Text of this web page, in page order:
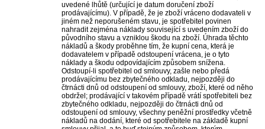
uvedené lhůtě (určující je datum doručení zboží
prodávajícímu). V případě, že je zboží vráceno dodavateli v
jiném než neporušeném stavu, je spotřebitel povinen
nahradit zejména náklady související s uvedením zboží do
původního stavu a vzniklou škodu na zboží. Úhrada těchto
nákladů a škody proběhne tím, že kupní cena, která je
dodavatelem v případě odstoupení vrácena, je o tyto
náklady a škodu odpovídajícím způsobem snížena.
Odstoupí-li spotřebitel od smlouvy, zašle nebo předá
prodávajícímu bez zbytečného odkladu, nejpozději do
čtrnácti dnů od odstoupení od smlouvy, zboží, které od něho
obdržel; prodávající v takovém případě vrátí spotřebiteli bez
zbytečného odkladu, nejpozději do čtrnácti dnů od
odstoupení od smlouvy, všechny peněžní prostředky včetně
nákladů na dodání, které od spotřebitele na základě kupní